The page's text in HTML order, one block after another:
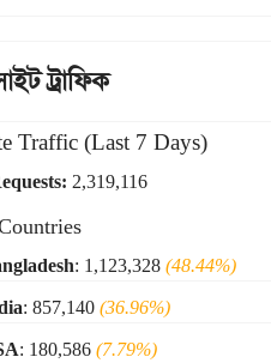
ট্রাফিক
Traffic (Last 7 Days)
2,319,116
: 1,123,328(48.44%)
: 857,140(36.96%)
: 180,586(7.79%)